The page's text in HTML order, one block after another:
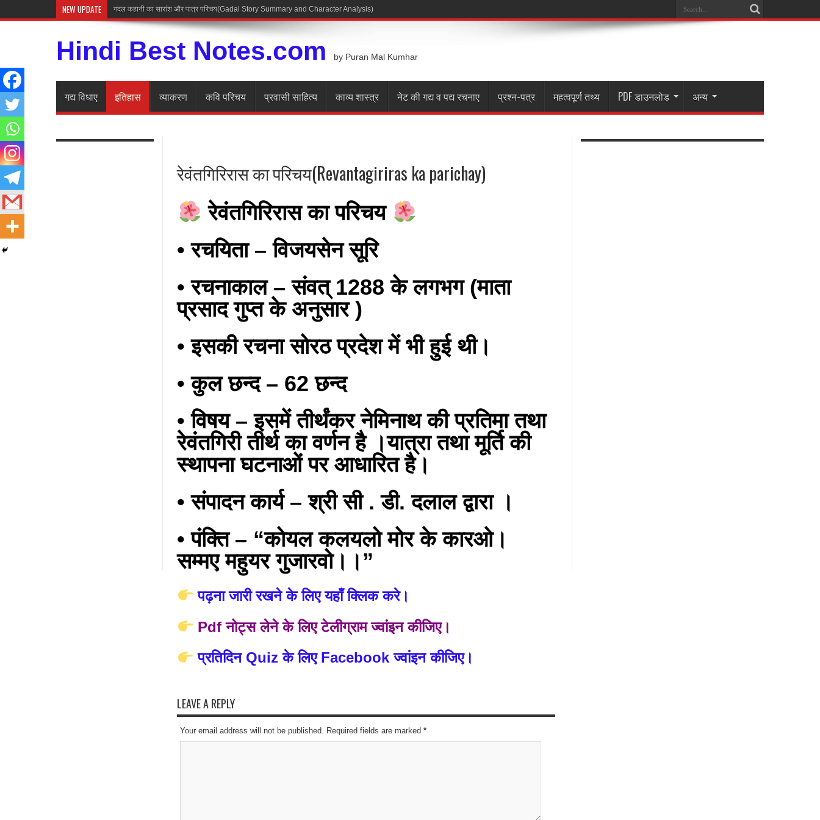
NEW UPDATE गदल कहानी का सारांश और पात्र परिचय(Gadal Story Summary and Character Analysis)
Hindi Best Notes.com by Puran Mal Kumhar
गद्य विधाए इतिहास व्याकरण कवि परिचय प्रवासी साहित्य काव्य शास्त्र नेट की गद्य व पद्य रचनाए प्रश्न-पत्र महत्वपूर्ण तथ्य PDF डाउनलोड अन्य
रेवंतगिरिरास का परिचय(Revantagiriras ka parichay)
रेवंतगिरिरास का परिचय
• रचयिता – विजयसेन सूरि
• रचनाकाल – संवत् 1288 के लगभग (माता
प्रसाद गुप्त के अनुसार )
• इसकी रचना सोरठ प्रदेश में भी हुई थी।
• कुल छन्द – 62 छन्द
• विषय – इसमें तीर्थंकर नेमिनाथ की प्रतिमा तथा
रेवंतगिरी तीर्थ का वर्णन है ।यात्रा तथा मूर्ति की
स्थापना घटनाओं पर आधारित है।
• संपादन कार्य – श्री सी . डी. दलाल द्वारा ।
• पंक्ति – “कोयल कलयलो मोर के कारओ।
सम्मए महुयर गुजारवो।।”
पढ़ना जारी रखने के लिए यहाँ क्लिक करे।
Pdf नोट्स लेने के लिए टेलीग्राम ज्वांइन कीजिए।
प्रतिदिन Quiz के लिए Facebook ज्वांइन कीजिए।
LEAVE A REPLY
Your email address will not be published. Required fields are marked *